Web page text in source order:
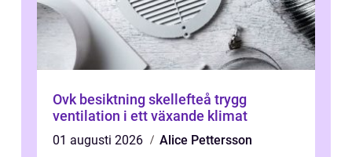
Ovk besiktning skellefteå trygg
ventilation i ett växande klimat
01 augusti 2026
Alice Pettersson